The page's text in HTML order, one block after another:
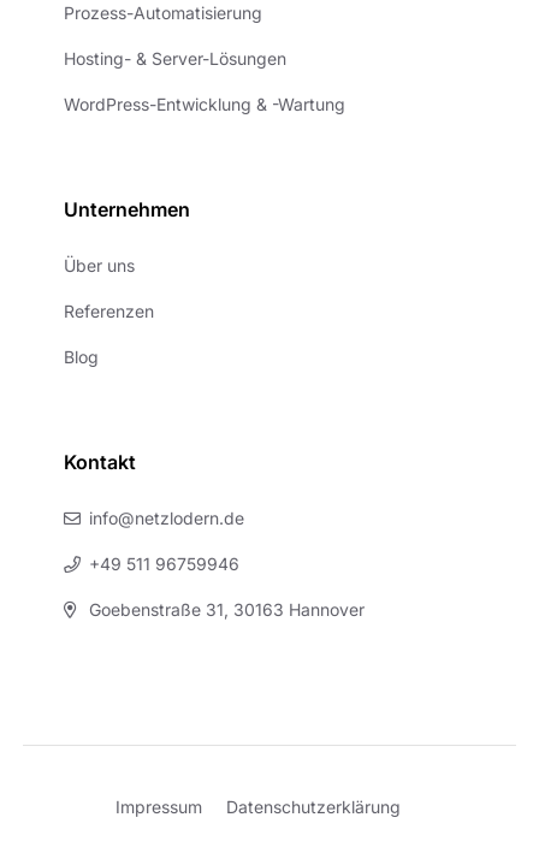
Prozess-Automatisierung
Hosting- & Server-Lösungen
WordPress-Entwicklung & -Wartung
Unternehmen
Über uns
Referenzen
Blog
Kontakt
info@netzlodern.de
+49 511 96759946
Goebenstraße 31, 30163 Hannover
Impressum Datenschutzerklärung